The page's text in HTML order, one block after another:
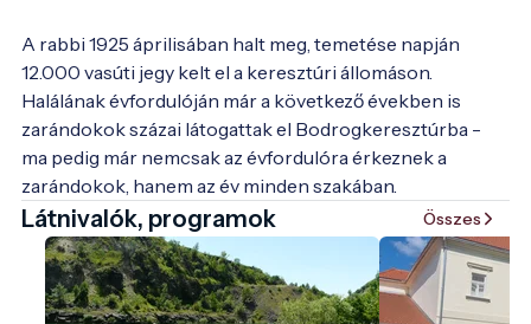
A rabbi 1925 áprilisában halt meg, temetése napján
12.000 vasúti jegy kelt el a keresztúri állomáson.
Halálának évfordulóján már a következő években is
zarándokok százai látogattak el Bodrogkeresztúrba -
ma pedig már nemcsak az évfordulóra érkeznek a
zarándokok, hanem az év minden szakában.
Látnivalók, programok Összes